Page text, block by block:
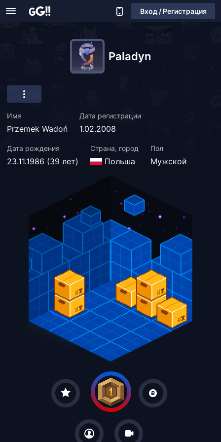
Вход / Регистрация
Paladyn
Имя
Przemek Wadoń
Дата регистрации
1.02.2008
Дата рождения
23.11.1986 (39 лет)
Страна, город
Польша
Пол
Мужской